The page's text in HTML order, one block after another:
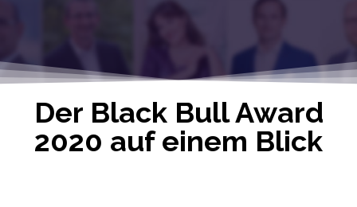
Der Black Bull Award
2020 auf einem Blick